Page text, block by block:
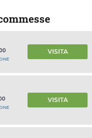
VISITA
VISITA